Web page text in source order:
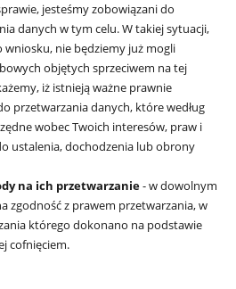
jesteśmy zobowiązani do
danych w tym celu. W takiej sytuacji,
nie będziemy już mogli
objętych sprzeciwem na tej
iż istnieją ważne prawnie
przetwarzania danych, które według
wobec Twoich interesów, praw i
ustalenia, dochodzenia lub obrony
na ich przetwarzanie- w dowolnym
zgodność z prawem przetwarzania, w
którego dokonano na podstawie
cofnięciem.